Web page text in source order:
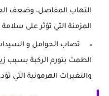
التهاب المفاصل، وضعف
المزمنة التي تؤثر على
تصاب الحوامل و
الطمث بتورم الركبة بسبب
والتغيرات الهرمونية التي